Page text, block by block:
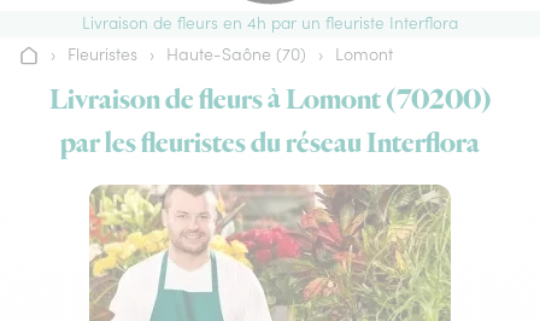
Livraison de fleurs en 4h par un fleuriste Interflora
Accueil
› Fleuristes › Haute-Saône (70) › Lomont
Livraison de fleurs à Lomont (70200)
par les fleuristes du réseau Interflora